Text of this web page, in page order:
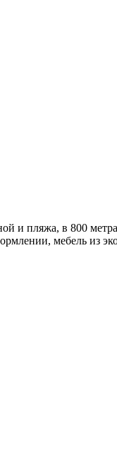
и пляжа, в 800
мебель из